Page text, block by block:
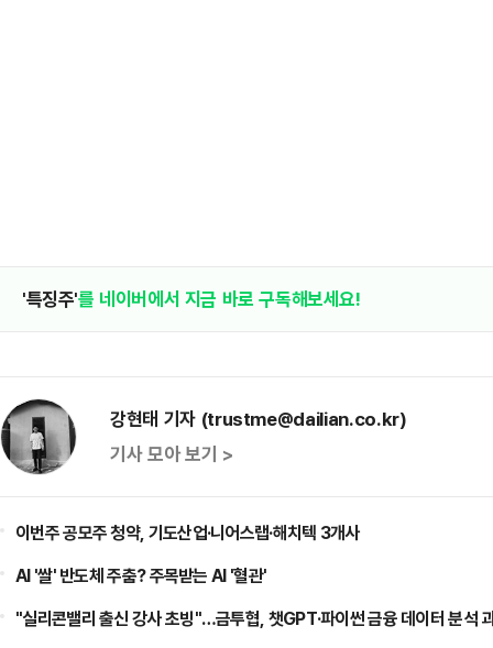
'특징주'를 네이버에서 지금 바로 구독해보세요!
강현태 기자 (trustme@dailian.co.kr)
기사 모아 보기 >
이번주 공모주 청약, 기도산업·니어스랩·해치텍 3개사
AI '쌀' 반도체 주춤? 주목받는 AI '혈관'
"실리콘밸리 출신 강사 초빙"…금투협, 챗GPT·파이썬 금융 데이터 분석